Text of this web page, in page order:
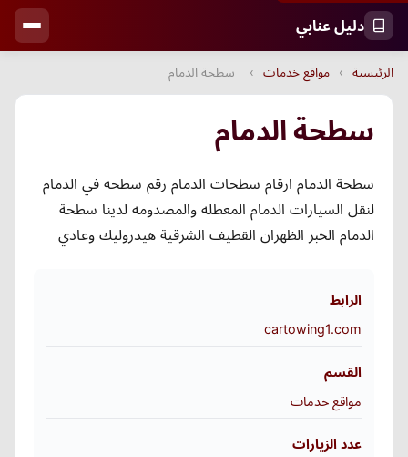
دليل عنابي
الرئيسية › مواقع خدمات › سطحة الدمام
سطحة الدمام
سطحة الدمام ارقام سطحات الدمام رقم سطحه في الدمام
لنقل السيارات الدمام المعطله والمصدومه لدينا سطحة
الدمام الخبر الظهران القطيف الشرقية هيدروليك وعادي
الرابط
cartowing1.com
القسم
مواقع خدمات
عدد الزيارات